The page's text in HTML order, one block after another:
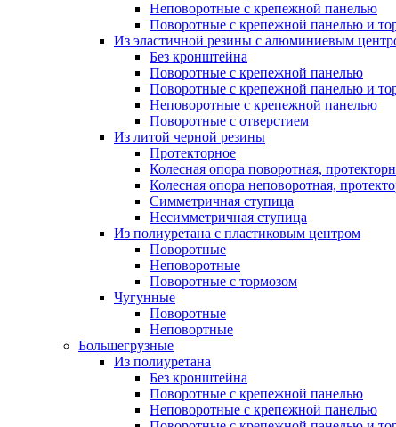
Неповоротные с крепежной панелью
Поворотные с крепежной панелью и
Из эластичной резины с алюминиевым
Без кронштейна
Поворотные с крепежной панелью
Поворотные с крепежной панелью и
Неповоротные с крепежной панелью
Поворотные с отверстием
Из литой черной резины
Протекторное
Колесная опора поворотная,
Колесная опора неповоротная,
Симметричная ступица
Несимметричная ступица
Из полиуретана с пластиковым центром
Поворотные
Неповоротные
Поворотные с тормозом
Чугунные
Поворотные
Неповортные
Большегрузные
Из полиуретана
Без кронштейна
Поворотные с крепежной панелью
Неповоротные с крепежной панелью